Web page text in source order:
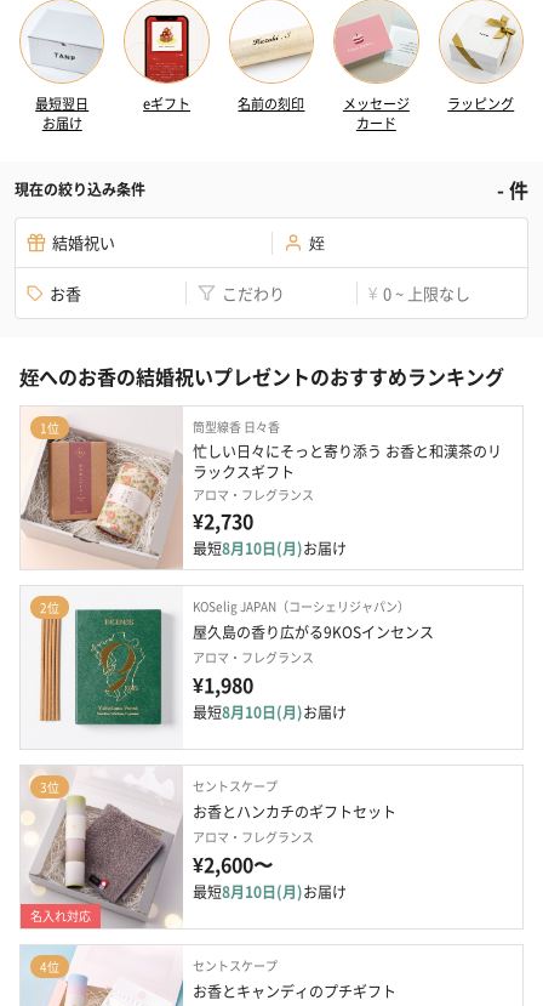
最短翌日
お届け
eギフト 名前の刻印
メッセージ
カード
ラッピング
現在の絞り込み条件 -件
結婚祝い 姪
お香 こだわり ¥ 0 ~ 上限なし
姪へのお香の結婚祝いプレゼントのおすすめランキング
1位 筒型線香 日々香
忙しい日々にそっと寄り添う お香と和漢茶のリ
ラックスギフト
アロマ・フレグランス
¥2,730
最短8月10日(月)お届け
2位 KOSelig JAPAN（コーシェリジャパン）
屋久島の香り広がる9KOSインセンス
アロマ・フレグランス
¥1,980
最短8月10日(月)お届け
3位
名入れ対応
セントスケープ
お香とハンカチのギフトセット
アロマ・フレグランス
¥2,600〜
最短8月10日(月)お届け
4位 セントスケープ
お香とキャンディのプチギフト